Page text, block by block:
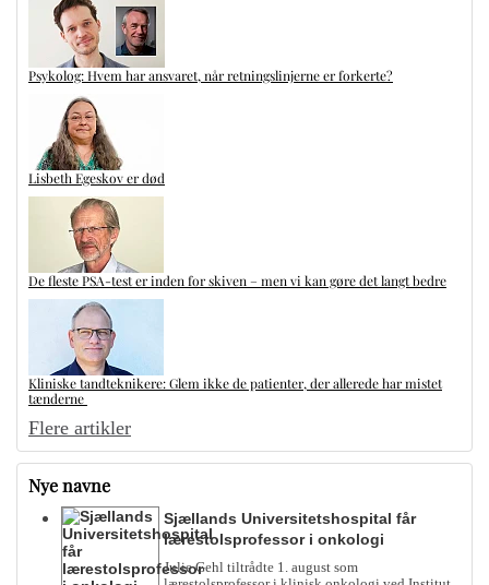
Psykolog: Hvem har ansvaret, når retningslinjerne er forkerte?
Lisbeth Egeskov er død
De fleste PSA-test er inden for skiven – men vi kan gøre det langt bedre
Kliniske tandteknikere: Glem ikke de patienter, der allerede har mistet
tænderne
Flere artikler
Nye navne
Sjællands Universitetshospital får
lærestolsprofessor i onkologi
Julie Gehl tiltrådte 1. august som